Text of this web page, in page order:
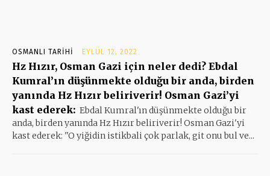
OSMANLI TARIHI EYLÜL 12, 2022
Hz Hızır, Osman Gazi için neler dedi? Ebdal
Kumral’ın düşünmekte olduğu bir anda, birden
yanında Hz Hızır beliriverir! Osman Gazi’yi
kast ederek: Ebdal Kumral'ın düşünmekte olduğu bir
anda, birden yanında Hz Hızır beliriverir! Osman Gazi'yi
kast ederek: ''O yiğidin istikbali çok parlak, git onu bul ve...